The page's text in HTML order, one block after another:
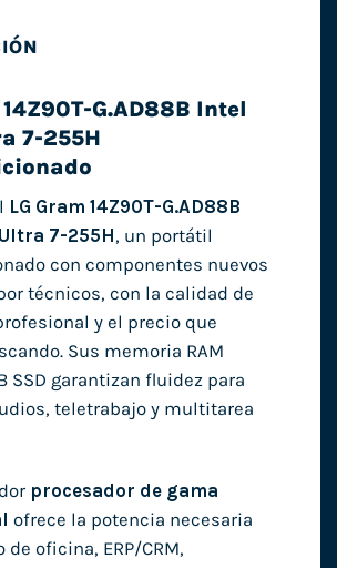
14Z90T-G.AD88B Intel
7-255H
LG Gram 14Z90T-G.AD88B
7-255H , un portátil
con componentes nuevos
técnicos, con la calidad de
y el precio que
Sus memoria RAM
SSD garantizan fluidez para
teletrabajo y multitarea
procesador de gama
ofrece la potencia necesaria
de oficina, ERP/CRM,